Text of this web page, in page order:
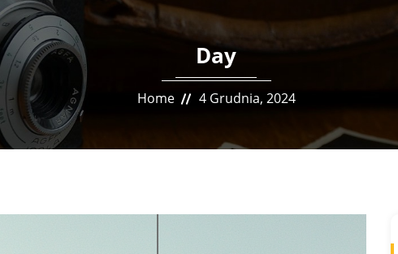
Day
Home 4 Grudnia, 2024